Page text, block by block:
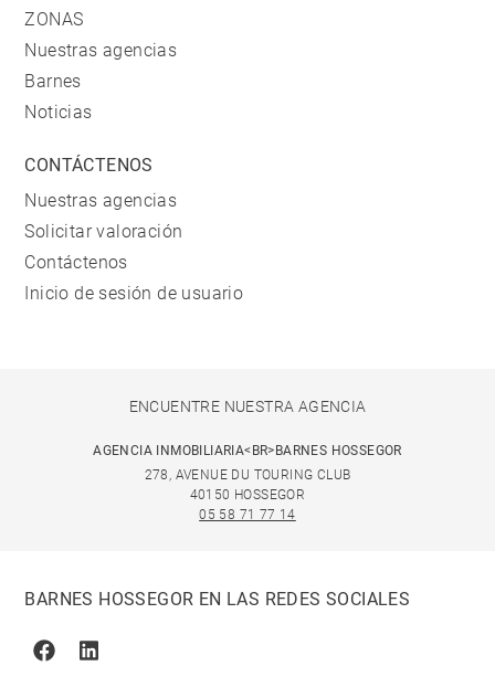
ZONAS
Nuestras agencias
Barnes
Noticias
CONTÁCTENOS
Nuestras agencias
Solicitar valoración
Contáctenos
Inicio de sesión de usuario
ENCUENTRE NUESTRA AGENCIA
AGENCIA INMOBILIARIA<BR>BARNES HOSSEGOR
278, AVENUE DU TOURING CLUB
40150 HOSSEGOR
05 58 71 77 14
BARNES HOSSEGOR EN LAS REDES SOCIALES
FacebookLinkedin